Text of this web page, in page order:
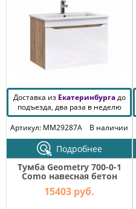
Доставка из Екатеринбургадо
подъезда, два раза в неделю
Артикул: MM29287A
В наличии
Подробнее
Тумба Geometry 700-0-1
Como навесная бетон
15403 руб.